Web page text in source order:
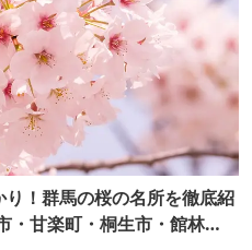
り！群馬の桜の名所を徹底紹
甘楽町・桐生市・館林